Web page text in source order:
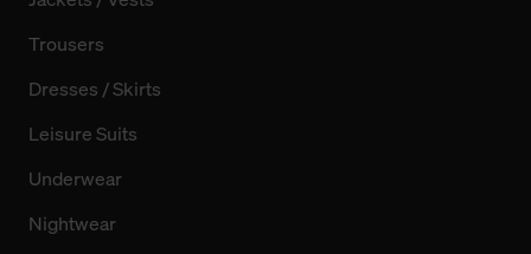
Trousers
Dresses / Skirts
Leisure Suits
Underwear
Nightwear